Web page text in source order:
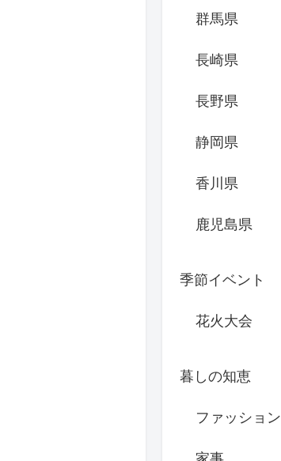
群馬県
長崎県
長野県
静岡県
香川県
鹿児島県
季節イベント
花火大会
暮しの知恵
ファッション